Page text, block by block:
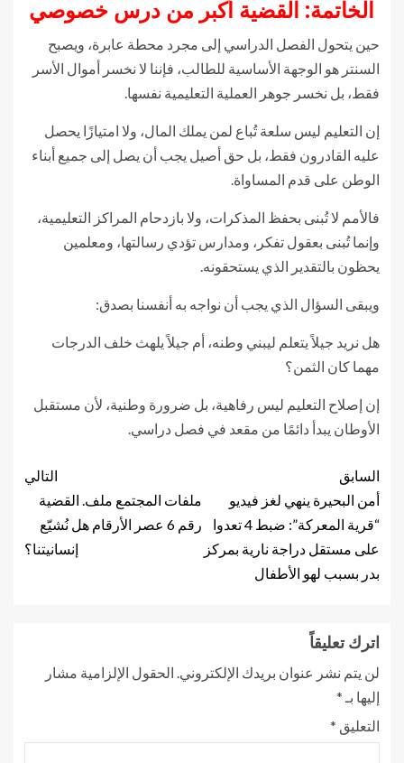
الخاتمة: القضية أكبر من درس خصوصي
حين يتحول الفصل الدراسي إلى مجرد محطة عابرة، ويصبح
السنتر هو الوجهة الأساسية للطالب، فإننا لا نخسر أموال الأسر
فقط، بل نخسر جوهر العملية التعليمية نفسها.
إن التعليم ليس سلعة تُباع لمن يملك المال، ولا امتيازًا يحصل
عليه القادرون فقط، بل حق أصيل يجب أن يصل إلى جميع أبناء
الوطن على قدم المساواة.
فالأمم لا تُبنى بحفظ المذكرات، ولا بازدحام المراكز التعليمية،
وإنما تُبنى بعقول تفكر، ومدارس تؤدي رسالتها، ومعلمين
يحظون بالتقدير الذي يستحقونه.
ويبقى السؤال الذي يجب أن نواجه به أنفسنا بصدق:
هل نريد جيلاً يتعلم ليبني وطنه، أم جيلاً يلهث خلف الدرجات
مهما كان الثمن؟
إن إصلاح التعليم ليس رفاهية، بل ضرورة وطنية، لأن مستقبل
الأوطان يبدأ دائمًا من مقعد في فصل دراسي.
السابق
أمن البحيرة ينهي لغز فيديو
“قرية المعركة”: ضبط 4 تعدوا
على مستقل دراجة نارية بمركز
بدر بسبب لهو الأطفال
التالي
ملفات المجتمع ملف. القضية
رقم 6 عصر الأرقام هل نُشيّع
إنسانيتنا؟
اترك تعليقاً
لن يتم نشر عنوان بريدك الإلكتروني. الحقول الإلزامية مشار
إليها بـ *
التعليق *